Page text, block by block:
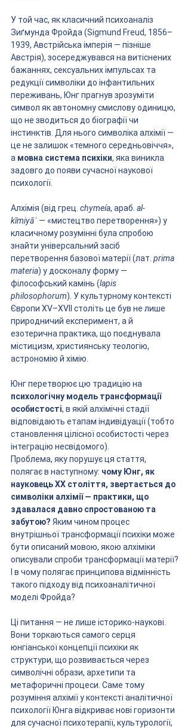
У той час, як класичний психоаналіз
Зиґмунда Фройда (Sigmund Freud, 1856–
1939, Австрійська імперія — пізніше
Австрія), зосереджувався на витіснених
бажаннях, сексуальних імпульсах та
редукції символіки до інфантильних
переживань, Юнг прагнув зрозуміти
символ як автономну смислову одиницю,
що не зводиться до біографії чи
інстинктів. Для нього символіка алхімії —
це не залишок «темного середньовіччя»,
а мовна система психіки, яка виникла
задовго до появи сучасної наукової
психології.
Алхімія (від грец. chymeía, араб. al-
kīmiyāʾ — «мистецтво перетворення») у
класичному розумінні була спробою
знайти універсальний засіб
перетворення базової матерії (лат. prima
materia) у досконалу форму —
філософський камінь (lapis
philosophorum). У культурному контексті
Європи XV–XVII століть це був не лише
природничий експеримент, а й
езотерична практика, що поєднувала
містицизм, християнську теологію,
астрономію й хімію.
Юнг перетворює цю традицію на
психологічну модель трансформації
особистості, в якій алхімічні стадії
відповідають етапам індивідуації (тобто
становлення цілісної особистості через
інтеграцію несвідомого).
Проблема, яку порушує ця стаття,
полягає в наступному: чому Юнг, як
науковець XX століття, звертається до
символіки алхімії — практики, що
здавалася давно спростованою та
забутою? Яким чином процес
внутрішньої трансформації психіки може
бути описаний мовою, якою алхіміки
описували спроби трансформації матерії?
І в чому полягає принципова відмінність
такого підходу від психоаналітичної
моделі Фройда?
Ці питання — не лише історико-наукові.
Вони торкаються самого серця
юнгіанської концепції психіки як
структури, що розвивається через
символічні образи, архетипи та
метафоричні процеси. Саме тому
розуміння алхімії у контексті аналітичної
психології Юнга відкриває нові горизонти
для сучасної психотерапії, культурології,